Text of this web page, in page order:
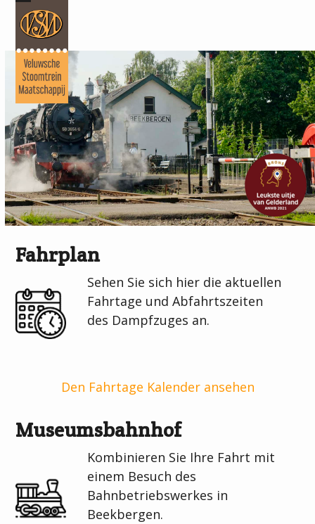
content
Open
mobile
menu
Close
mobile
menu
Fahrplan
Sehen Sie sich hier die aktuellen
Fahrtage und Abfahrtszeiten
des Dampfzuges an.
Den Fahrtage Kalender ansehen
Museumsbahnhof
Kombinieren Sie Ihre Fahrt mit
einem Besuch des
Bahnbetriebswerkes in
Beekbergen.